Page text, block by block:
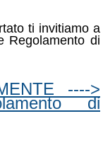
ti invitiamo a
Regolamento di
---->
di